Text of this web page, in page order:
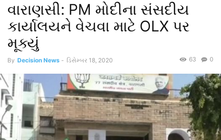
વારાણસી: PM મોદીના સંસદીય
કાર્યાલયને વેચવા માટે OLX પર
મૂક્યું
By Decision News - ડિસેમ્બર 18, 2020 0
63